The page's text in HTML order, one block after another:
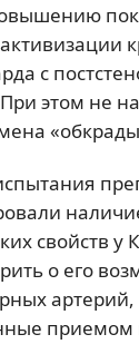
с
этом не
свойств у
о его
артерий,
приемом